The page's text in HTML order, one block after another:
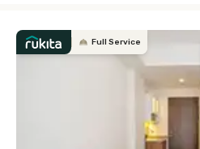
Full Service